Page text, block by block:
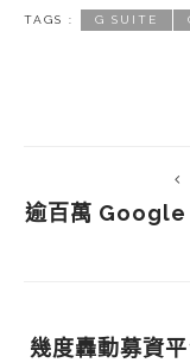
TAGS : G SUITE
逾百萬 Google
幾度轟動募資